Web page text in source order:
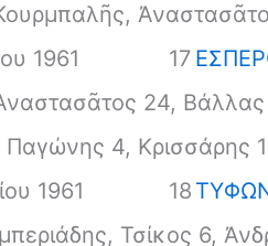
1961
17
24,
4, Κρισσάρης
1961
18
Τσίκος 6,